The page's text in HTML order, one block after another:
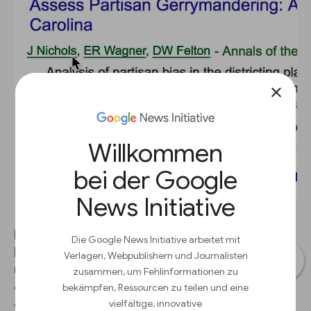
close
Willkommen
bei der Google
News Initiative
Die Google News Initiative arbeitet mit
Verlagen, Webpublishern und Journalisten
zusammen, um Fehlinformationen zu
bekämpfen, Ressourcen zu teilen und eine
vielfältige, innovative
Nutzen Sie Google Scholar, um sich
Expertenmeinungen einzuholen. Für Ihre Arbeit
über die Neueinteilung der Wahlkreise ist es
eventuell hilfreich, Einblicke von Personen zu
erhalten, die sich schon einmal intensiv mit